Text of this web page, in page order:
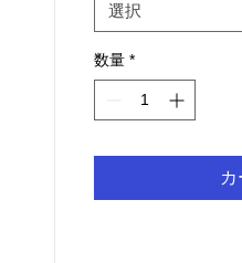
選択
数量 *